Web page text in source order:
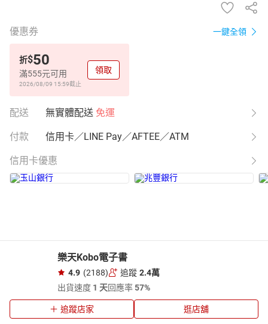
優惠券 一鍵全領
折$50
滿555元可用
2026/08/09 15:59截止
領取
配送 無實體配送 免運
付款 信用卡／LINE Pay／AFTEE／ATM
信用卡優惠
樂天Kobo電子書
4.9 (2188) 追蹤 2.4萬
出貨速度 1 天回應率57%
追蹤店家 逛店舖